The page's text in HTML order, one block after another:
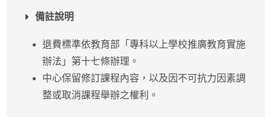
備註說明
退費標準依教育部「專科以上學校推廣教育實施
辦法」第十七條辦理。
中心保留修訂課程內容，以及因不可抗力因素調
整或取消課程舉辦之權利。